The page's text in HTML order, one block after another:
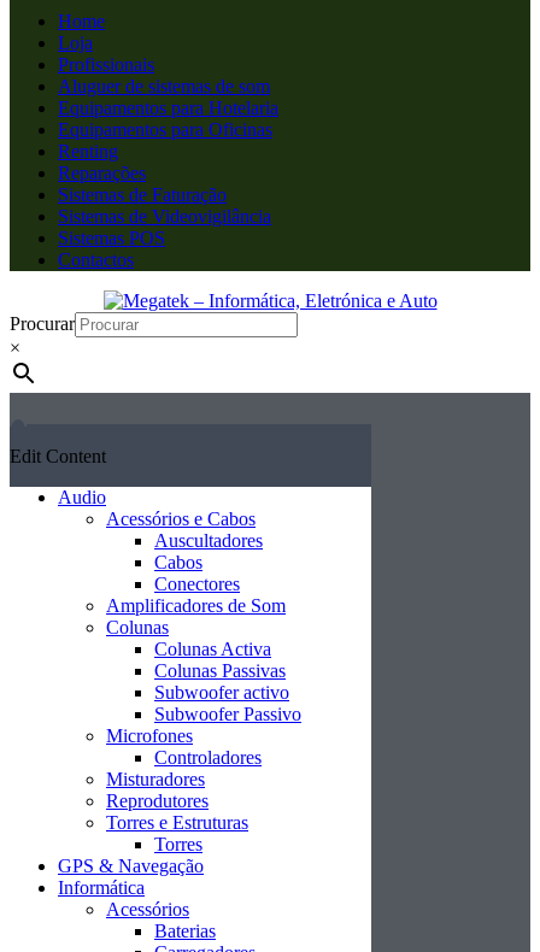
Home
Loja
Profissionais
Aluguer de sistemas de som
Equipamentos para Hotelaria
Equipamentos para Oficinas
Renting
Reparações
Sistemas de Faturação
Sistemas de Videovigilância
Sistemas POS
Contactos
Procurar
×
Edit Content
Audio
Acessórios e Cabos
Auscultadores
Cabos
Conectores
Amplificadores de Som
Colunas
Colunas Activa
Colunas Passivas
Subwoofer activo
Subwoofer Passivo
Microfones
Controladores
Misturadores
Reprodutores
Torres e Estruturas
Torres
GPS & Navegação
Informática
Acessórios
Baterias